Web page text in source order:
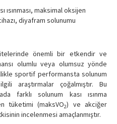
ısınması, maksimal oksijen
diyafram solunumu
önemli bir etkendir ve
olumlu veya olumsuz yönde
sportif performansta solunum
araştırmalar çoğalmıştır. Bu
farklı solunum kası ısınma
tüketimi (maksVO2) ve akciğer
incelenmesi amaçlanmıştır.